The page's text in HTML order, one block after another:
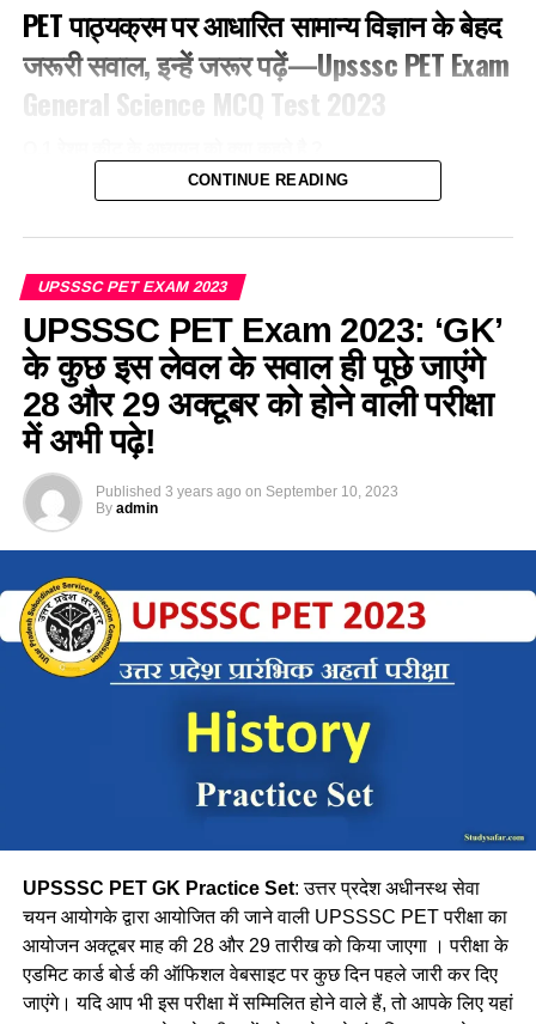
PET पाठ्यक्रम पर आधारित सामान्य विज्ञान के बेहद
जरूरी सवाल, इन्हें जरूर पढ़ें—Upsssc PET Exam
General Science MCQ Test 2023
3. सीरोलॉजी
4. सेरीकल्चर
Ans-4
Q.2 तंत्रिका तंत्र के अध्ययन को कहा जाता है ?
1. न्यूरोलॉजी
3. श्रौणिकी
4. कैरियोलॉजी
Q.3 आनुवांशिकी के जनक किसे कहते है ?
2. एडवर्ड जेनर
3. कार्ल माक्स
4. ग्रेगर मेंडल
CONTINUE READING
UPSSSC PET EXAM 2023
UPSSSC PET Exam 2023: ‘GK’
के कुछ इस लेवल के सवाल ही पूछे जाएंगे
28 और 29 अक्टूबर को होने वाली परीक्षा
में अभी पढ़े!
Published 3 years ago on September 10, 2023
By admin
UPSSSC PET GK Practice Set: उत्तर प्रदेश अधीनस्थ सेवा
चयन आयोगके द्वारा आयोजित की जाने वाली UPSSSC PET परीक्षा का
आयोजन अक्टूबर माह की 28 और 29 तारीख को किया जाएगा । परीक्षा के
एडमिट कार्ड बोर्ड की ऑफिशल वेबसाइट पर कुछ दिन पहले जारी कर दिए
जाएंगे। यदि आप भी इस परीक्षा में सम्मिलित होने वाले हैं, तो आपके लिए यहां